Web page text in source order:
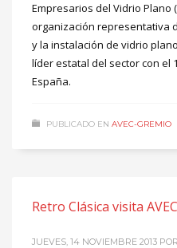
Empresarios del Vidrio Plano
organización representativa
y la instalación de vidrio
líder estatal del sector con el
España.
PUBLICADO EN AVEC-GREMIO
Retro Clásica visita
JUEVES, 14 NOVIEMBRE 2013 POR